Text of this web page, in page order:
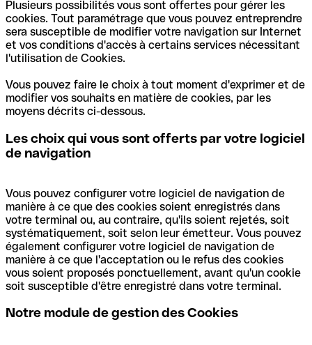
•_qonto-cookie-banner: Permet l’enregistrement et le
suivi de votre consentement au dépôt de cookies. (13
mois)
• _qonto-referral code
•_qonto-locale: Détection et enregistrement de la langue
de l'utilisateur ( 28 jours)
•_qonto-homepage_session: Stocke les informations de
connexion à l'application et au site (
par nos services backend.
•deviceId: Identifie les données de l’appareil afin d’en
connaître les informations de navigation, de permettre à
nos utilisateurs de se connecter, et de résoudre les
dysfonctionnements (bugs).
•_qonto-locale: Affiche la langue sélectionnée par
votre navigateur en cliquant surGestion des cookies.
Vous pouvez consulter la liste de ces Cookies, des
fournisseurs de services tiers et contrôler leur dépôt sur
votre navigateur en cliquant surGestion des cookies. Ce
choix n’a aucune conséquence sur le nombre de publicités
que vous verrez sur Internet.
Plusieurs possibilités vous sont offertes pour gérer les
cookies. Tout paramétrage que vous pouvez entreprendre
sera susceptible de modifier votre navigation sur Internet
et vos conditions d'accès à certains services nécessitant
l'utilisation de Cookies.
Vous pouvez faire le choix à tout moment d'exprimer et de
modifier vos souhaits en matière de cookies, par les
moyens décrits ci-dessous.
Les choix qui vous sont offerts par votre logiciel
de navigation
Vous pouvez configurer votre logiciel de navigation de
manière à ce que des cookies soient enregistrés dans
votre terminal ou, au contraire, qu'ils soient rejetés, soit
systématiquement, soit selon leur émetteur. Vous pouvez
également configurer votre logiciel de navigation de
manière à ce que l'acceptation ou le refus des cookies
vous soient proposés ponctuellement, avant qu'un cookie
soit susceptible d'être enregistré dans votre terminal.
Notre module de gestion des Cookies